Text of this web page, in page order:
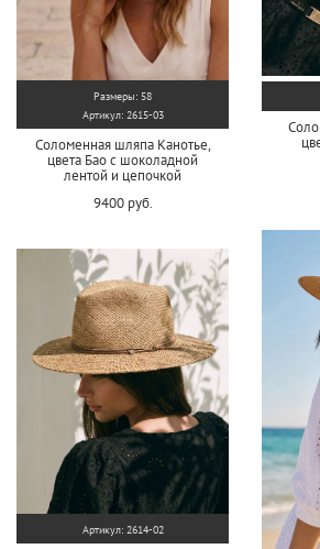
Размеры: 58
Артикул: 2615-03
Соломенная шляпа Канотье,
цвета Бао с шоколадной
лентой и цепочкой
9400 руб.
Артикул: 2614-02